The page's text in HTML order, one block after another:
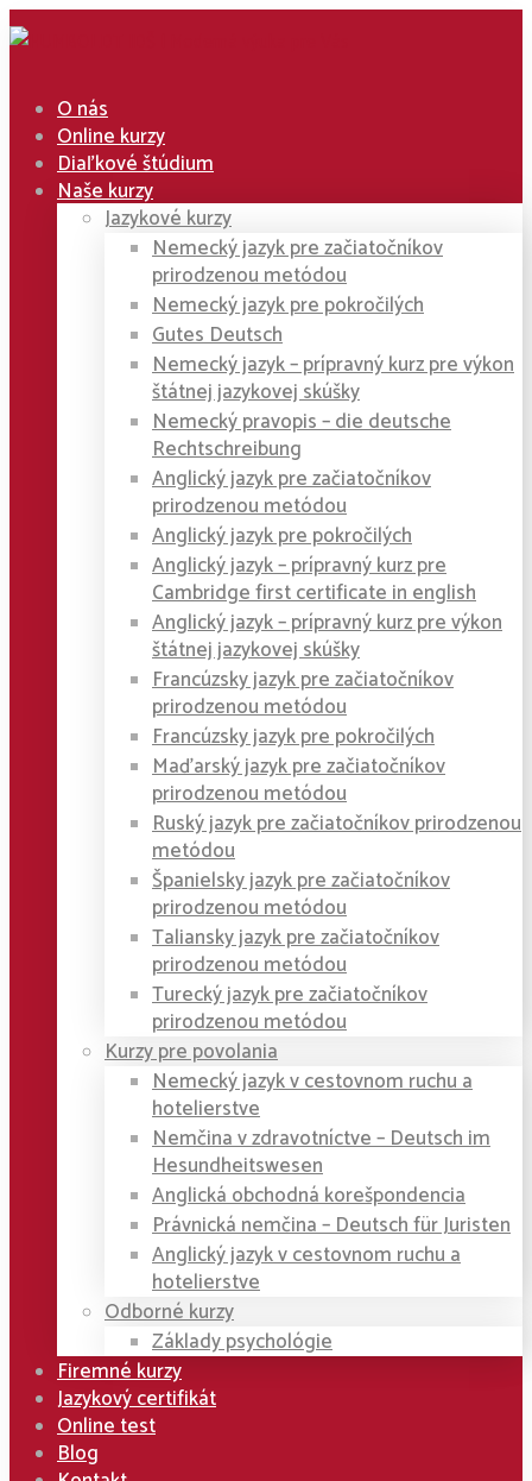
O nás
Online kurzy
Diaľkové štúdium
Naše kurzy
Jazykové kurzy
Nemecký jazyk pre začiatočníkov
prirodzenou metódou
Nemecký jazyk pre pokročilých
Gutes Deutsch
Nemecký jazyk – prípravný kurz pre výkon
štátnej jazykovej skúšky
Nemecký pravopis – die deutsche
Rechtschreibung
Anglický jazyk pre začiatočníkov
prirodzenou metódou
Anglický jazyk pre pokročilých
Anglický jazyk – prípravný kurz pre
Cambridge first certificate in english
Anglický jazyk – prípravný kurz pre výkon
štátnej jazykovej skúšky
Francúzsky jazyk pre začiatočníkov
prirodzenou metódou
Francúzsky jazyk pre pokročilých
Maďarský jazyk pre začiatočníkov
prirodzenou metódou
Ruský jazyk pre začiatočníkov prirodzenou
metódou
Španielsky jazyk pre začiatočníkov
prirodzenou metódou
Taliansky jazyk pre začiatočníkov
prirodzenou metódou
Turecký jazyk pre začiatočníkov
prirodzenou metódou
Kurzy pre povolania
Nemecký jazyk v cestovnom ruchu a
hotelierstve
Nemčina v zdravotníctve – Deutsch im
Hesundheitswesen
Anglická obchodná korešpondencia
Právnická nemčina – Deutsch für Juristen
Anglický jazyk v cestovnom ruchu a
hotelierstve
Odborné kurzy
Základy psychológie
Firemné kurzy
Jazykový certifikát
Online test
Blog